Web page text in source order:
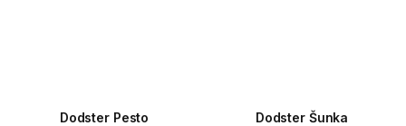
Dodster Pesto Dodster Šunka